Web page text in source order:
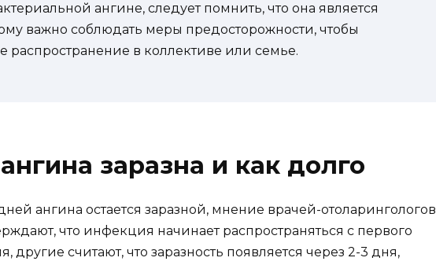
ангине, следует помнить, что она является
важно соблюдать меры предосторожности, чтобы
распространение в коллективе или семье.
заразна и как долго
ангина остается заразной, мнение врачей-отоларингологов
что инфекция начинает распространяться с первого
другие считают, что заразность появляется через 2-3 дня,